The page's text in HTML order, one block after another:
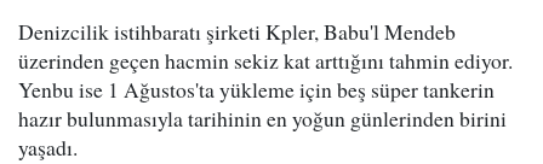
Denizcilik istihbaratı şirketi Kpler, Babu'l Mendeb
üzerinden geçen hacmin sekiz kat arttığını tahmin ediyor.
Yenbu ise 1 Ağustos'ta yükleme için beş süper tankerin
hazır bulunmasıyla tarihinin en yoğun günlerinden birini
yaşadı.